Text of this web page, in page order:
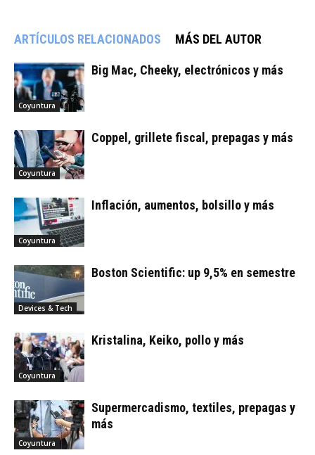
ARTÍCULOS RELACIONADOS MÁS DEL AUTOR
Coyuntura
Big Mac, Cheeky, electrónicos y más
Coyuntura
Coppel, grillete fiscal, prepagas y más
Coyuntura
Inflación, aumentos, bolsillo y más
Devices & Tech
Boston Scientific: up 9,5% en semestre
Coyuntura
Kristalina, Keiko, pollo y más
Coyuntura
Supermercadismo, textiles, prepagas y
más